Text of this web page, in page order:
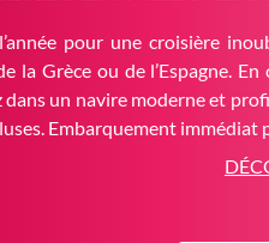
pour une croisière
la Grèce ou de l’Espagne.
dans un navire moderne et
Embarquement immédiat